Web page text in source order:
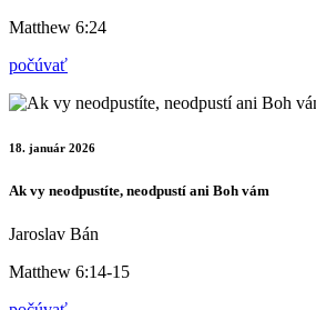
Matthew 6:24
počúvať
18. január 2026
Ak vy neodpustíte, neodpustí ani Boh vám
Jaroslav Bán
Matthew 6:14-15